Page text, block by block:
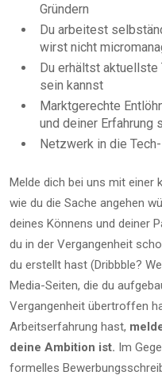
Gründern
Du arbeitest
wirst nicht
Du erhältst
sein kannst
Marktgerechte
und deiner
Netzwerk in die
Melde dich bei uns mit einer
wie du die Sache angehen
deines Könnens und deiner
du in der Vergangenheit
du erstellt hast (Dribbble?
Media-Seiten, die du
Vergangenheit übertroffen
Arbeitserfahrung hast,
deine Ambition ist. Im
formelles